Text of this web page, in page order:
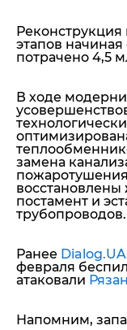
Реконструкция
этапов начиная
потрачено 4,5
В ходе
замена
постамент и
трубопроводов.
Ранее Dialog.UA
февраля
атаковали
Напомним,